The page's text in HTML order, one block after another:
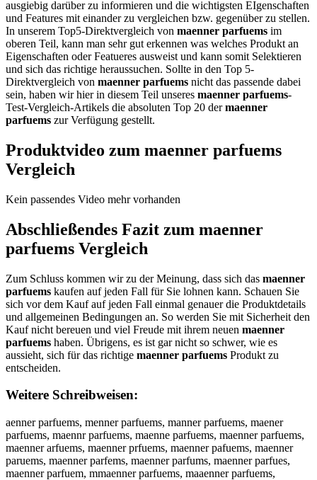
ausgiebig darüber zu informieren und die wichtigsten EIgenschaften
und Features mit einander zu vergleichen bzw. gegenüber zu stellen.
In unserem Top5-Direktvergleich von maenner parfuems im
oberen Teil, kann man sehr gut erkennen was welches Produkt an
Eigenschaften oder Featueres ausweist und kann somit Selektieren
und sich das richtige heraussuchen. Sollte in den Top 5-
Direktvergleich von maenner parfuems nicht das passende dabei
sein, haben wir hier in diesem Teil unseres maenner parfuems-
Test-Vergleich-Artikels die absoluten Top 20 dermaenner
parfuems zur Verfügung gestellt.
Produktvideo zum maenner parfuems
Vergleich
Kein passendes Video mehr vorhanden
Abschließendes Fazit zum maenner
parfuems Vergleich
Zum Schluss kommen wir zu der Meinung, dass sich das maenner
parfuems kaufen auf jeden Fall für Sie lohnen kann. Schauen Sie
sich vor dem Kauf auf jeden Fall einmal genauer die Produktdetails
und allgemeinen Bedingungen an. So werden Sie mit Sicherheit den
Kauf nicht bereuen und viel Freude mit ihrem neuen maenner
parfuems haben. Übrigens, es ist gar nicht so schwer, wie es
aussieht, sich für das richtige maenner parfuems Produkt zu
entscheiden.
Weitere Schreibweisen:
aenner parfuems, menner parfuems, manner parfuems, maener
parfuems, maennr parfuems, maenne parfuems, maenner parfuems,
maenner arfuems, maenner prfuems, maenner pafuems, maenner
paruems, maenner parfems, maenner parfums, maenner parfues,
maenner parfuem, mmaenner parfuems, maaenner parfuems,